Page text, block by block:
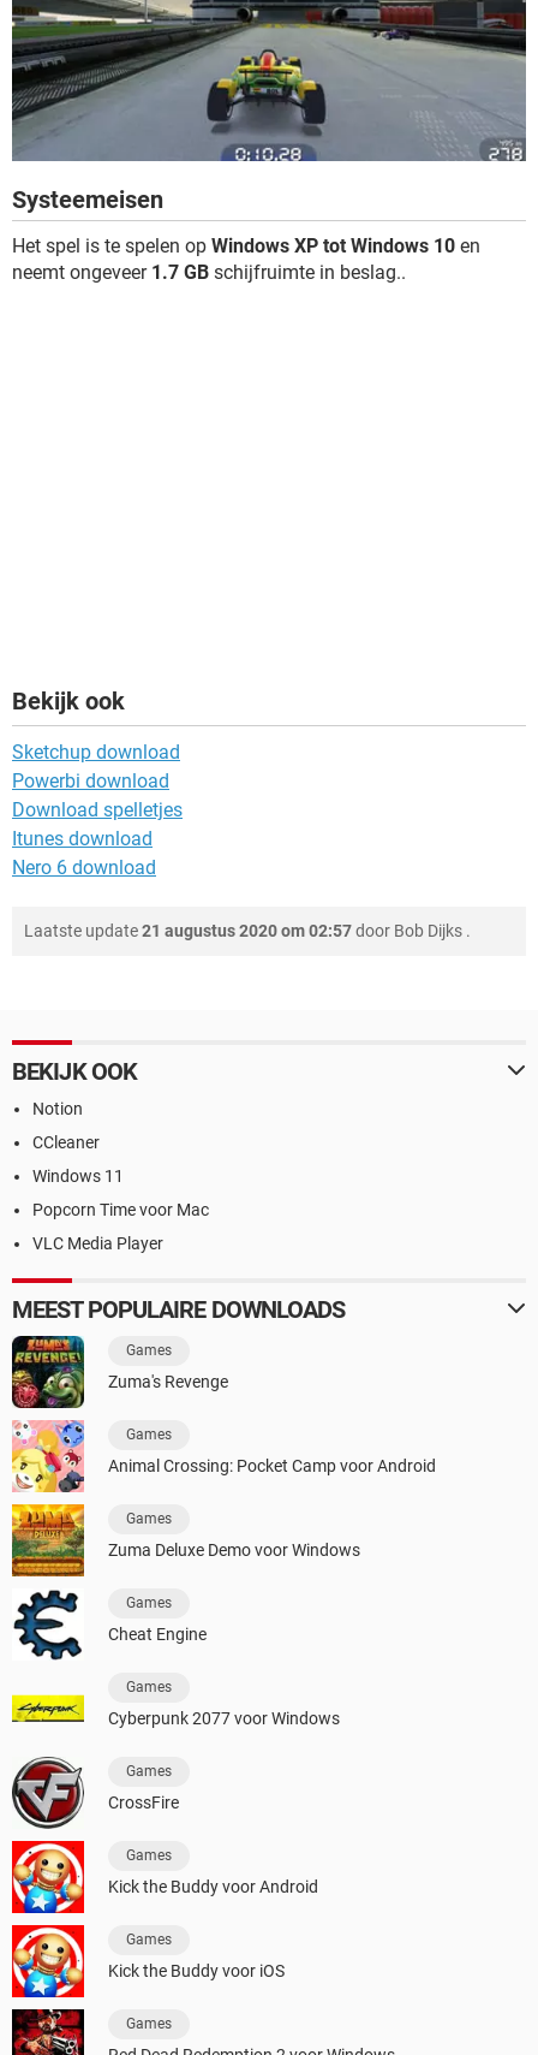
Systeemeisen
Het spel is te spelen op Windows XP tot Windows 10 en
neemt ongeveer 1.7 GB schijfruimte in beslag..
Bekijk ook
Sketchup download
Powerbi download
Download spelletjes
Itunes download
Nero 6 download
Laatste update21 augustus 2020 om 02:57door Bob Dijks .
BEKIJK OOK
Notion
CCleaner
Windows 11
Popcorn Time voor Mac
VLC Media Player
MEEST POPULAIRE DOWNLOADS
Games
Zuma's Revenge
Games
Animal Crossing: Pocket Camp voor Android
Games
Zuma Deluxe Demo voor Windows
Games
Cheat Engine
Games
Cyberpunk 2077 voor Windows
Games
CrossFire
Games
Kick the Buddy voor Android
Games
Kick the Buddy voor iOS
Games